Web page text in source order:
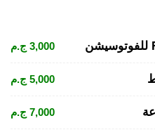
3,000 ج.م
5,000 ج.م
7,000 ج.م